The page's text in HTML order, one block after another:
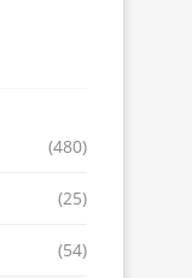
(480)
(25)
(54)